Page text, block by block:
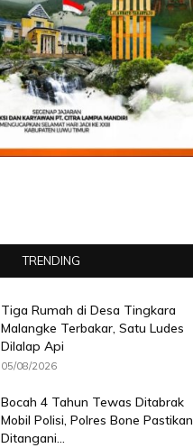
TRENDING
Tiga Rumah di Desa Tingkara
Malangke Terbakar, Satu Ludes
Dilalap Api
05/08/2026
Bocah 4 Tahun Tewas Ditabrak
Mobil Polisi, Polres Bone Pastikan
Ditangani...